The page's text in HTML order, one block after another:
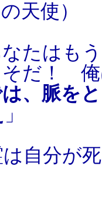
天使）
たはも
そだ！
、脈を
」
自分が